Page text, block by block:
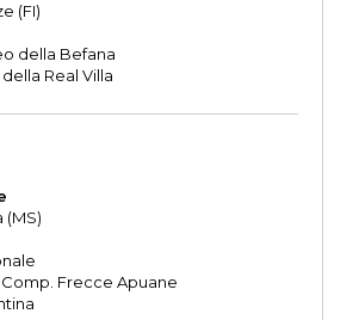
(FI)
della Befana
Real Villa
(MS)
Comp. Frecce Apuane